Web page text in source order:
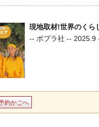
現地取材!世界のくら
-- ポプラ社 -- 2025.9
約かごへ